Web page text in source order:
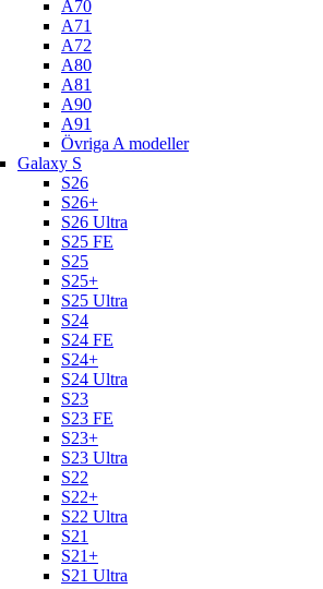
A70
A71
A72
A80
A81
A90
A91
Övriga A modeller
Galaxy S
S26
S26+
S26 Ultra
S25 FE
S25
S25+
S25 Ultra
S24
S24 FE
S24+
S24 Ultra
S23
S23 FE
S23+
S23 Ultra
S22
S22+
S22 Ultra
S21
S21+
S21 Ultra